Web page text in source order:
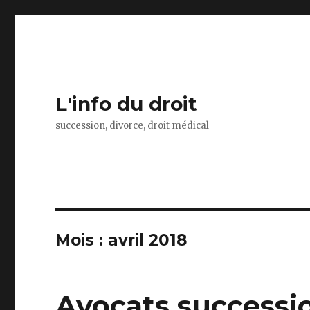
L'info du droit
succession, divorce, droit médical
Mois : avril 2018